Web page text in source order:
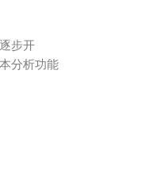
步开
分析功能